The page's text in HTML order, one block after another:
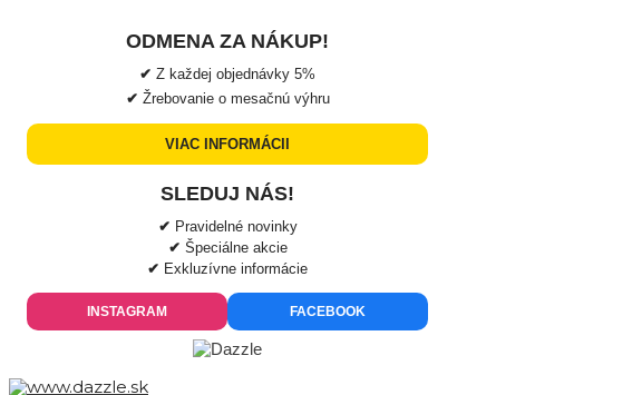
ODMENA ZA NÁKUP!
✔ Z každej objednávky 5%
✔ Žrebovanie o mesačnú výhru
VIAC INFORMÁCII
SLEDUJ NÁS!
✔ Pravidelné novinky
✔ Špeciálne akcie
✔ Exkluzívne informácie
INSTAGRAM FACEBOOK